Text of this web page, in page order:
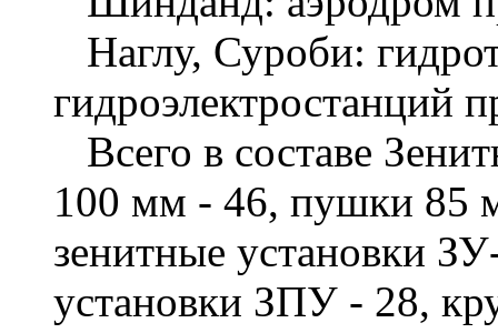
Наглу, Суроби:
гидроэлектростанций
Всего в составе
100 мм - 46, пушки 85
зенитные установки
установки ЗПУ - 28,